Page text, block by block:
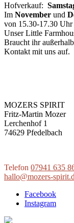
Hofverkauf:
Im November und
von 15.30-17.30 Uhr
Unser Little
Braucht ihr
Kontakt mit uns auf.
MOZERS SPIRIT
Fritz-Martin Mozer
Lerchenhof 1
74629 Pfedelbach
Telefon 07941 635
hallo@mozers-
Facebook
Instagram